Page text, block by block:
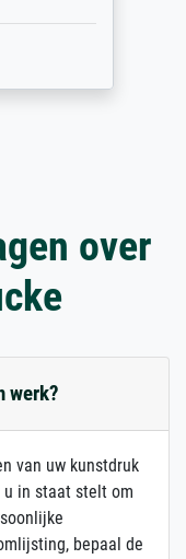
over
werk?
van uw kunstdruk
in staat stelt om
bepaal de